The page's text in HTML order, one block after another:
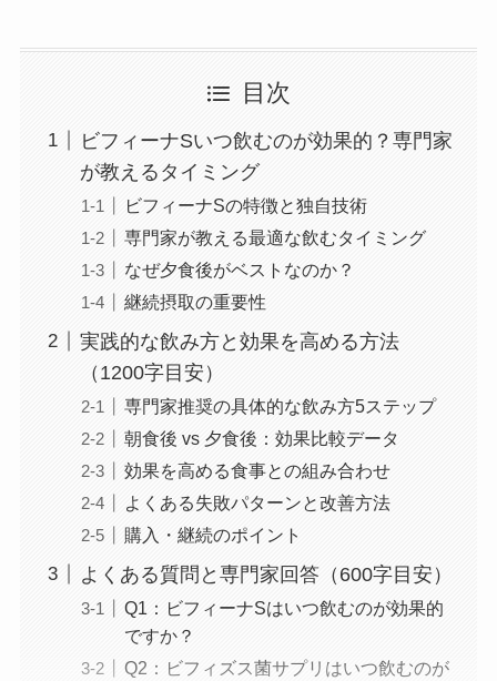
目次
ビフィーナSいつ飲むのが効果的？専門家
が教えるタイミング
ビフィーナSの特徴と独自技術
専門家が教える最適な飲むタイミング
なぜ夕食後がベストなのか？
継続摂取の重要性
実践的な飲み方と効果を高める方法
（1200字目安）
専門家推奨の具体的な飲み方5ステップ
朝食後 vs 夕食後：効果比較データ
効果を高める食事との組み合わせ
よくある失敗パターンと改善方法
購入・継続のポイント
よくある質問と専門家回答（600字目安）
Q1：ビフィーナSはいつ飲むのが効果的
ですか？
Q2：ビフィズス菌サプリはいつ飲むのが